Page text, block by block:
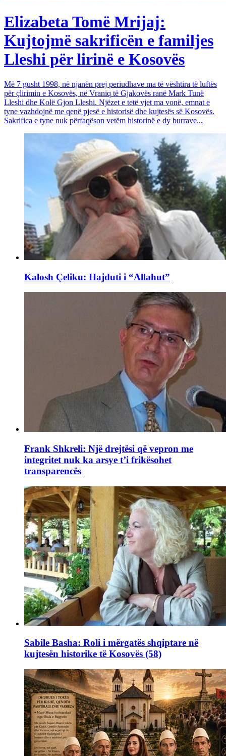
Elizabeta Tomë Mrijaj:
Kujtojmë sakrificën e familjes
Lleshi për lirinë e Kosovës
Më 7 gusht 1998, në njanën prej periudhave ma të vështira të luftës
për çlirimin e Kosovës, në Vraniq të Gjakovës ranë Mark Tunë
Lleshi dhe Kolë Gjon Lleshi. Njëzet e tetë vjet ma vonë, emnat e
tyne vazhdojnë me qenë pjesë e historisë dhe kujtesës së Kosovës.
Sakrifica e tyne nuk përfaqëson vetëm historinë e dy burrave...
Kalosh Çeliku: Hajduti i “Allahut”
Frank Shkreli: Një drejtësi që vepron me
integritet nuk ka arsye t’i frikësohet
transparencës
Sabile Basha: Roli i mërgatës shqiptare në
kujtesën historike të Kosovës (58)